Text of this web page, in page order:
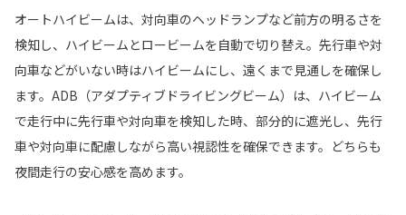
オートハイビームは、対向車のヘッドランプなど前方の明るさを
検知し、ハイビームとロービームを自動で切り替え。先行車や対
向車などがいない時はハイビームにし、遠くまで見通しを確保し
ます。ADB（アダプティブドライビングビーム）は、ハイビーム
で走行中に先行車や対向車を検知した時、部分的に遮光し、先行
車や対向車に配慮しながら高い視認性を確保できます。どちらも
夜間走行の安心感を高めます。